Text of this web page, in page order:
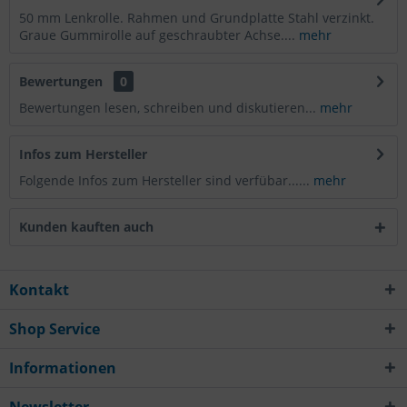
50 mm Lenkrolle. Rahmen und Grundplatte Stahl verzinkt.
Graue Gummirolle auf geschraubter Achse.... mehr
Bewertungen
0
Bewertungen lesen, schreiben und diskutieren... mehr
Infos zum Hersteller
Folgende Infos zum Hersteller sind verfübar...... mehr
Kunden kauften auch
Kontakt
Shop Service
Informationen